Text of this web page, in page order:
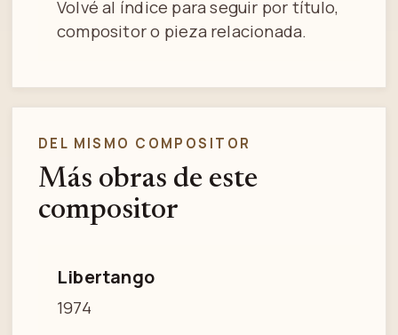
Volvé al índice para seguir por título,
compositor o pieza relacionada.
DEL MISMO COMPOSITOR
Más obras de este
compositor
Libertango
1974